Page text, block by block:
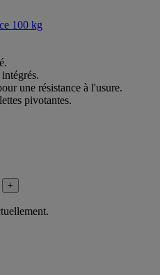
100 kg
une résistance à l'usure.
pivotantes.
+